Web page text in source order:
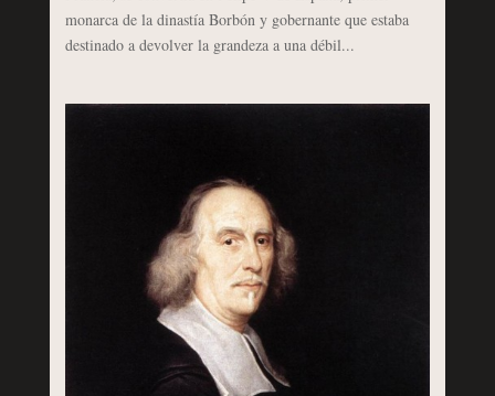
monarca de la dinastía Borbón y gobernante que estaba
destinado a devolver la grandeza a una débil...